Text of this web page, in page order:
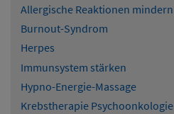
Allergische Reaktionen mindern
Burnout-Syndrom
Herpes
Immunsystem stärken
Hypno-Energie-Massage
Krebstherapie Psychoonkologie